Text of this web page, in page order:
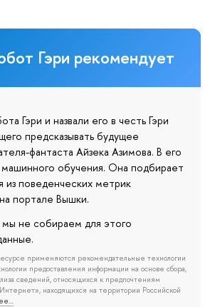
Гэри рекомендует
Гэри и назвали его в честь Гэри
предсказывать будущее
фантаста Айзека Азимова. В его
обучения. Она подбирает
из поведенческих метрик
портале Вышки.
не собираем для этого
применяются рекомендательные технологии
предоставления информации на основе сбора,
сведений, относящихся к предпочтениям
находящихся на территории Российской